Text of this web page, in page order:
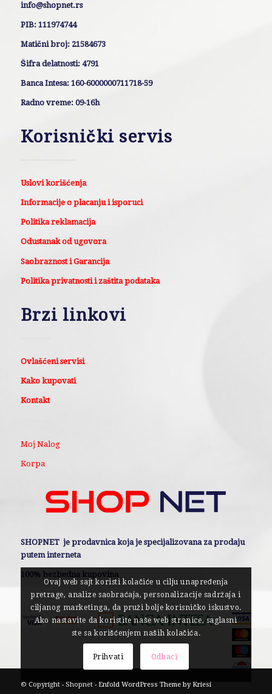
info@shopnet.rs
PIB: 111974744
Matični broj: 21584673
Šifra delatnosti: 4791
Banca Intesa: 160-6000000711718-59
Radno vreme: 09-16h
Korisnički servis
Uslovi korišćenja
Informacije o placanju i isporuci
Politika reklamacija
Odustanak od ugovora
Saobraznost i Garancija
Politika privatnosti i zaštita podataka
Brzi linkovi
Ovlašćeni servisi
Kako kupovati
Kontakt
Moj Nalog
Korpa
SHOPNET je prodavnica koja je specijalizovana za prodaju
putem interneta
100% bezbedna kupovina
© Copyright - Shopnet -Enfold WordPress Theme by Kriesi
Ovaj web sajt koristi kolačiće u cilju unapređenja
pretrage, analize saobraćaja, personalizacije sadržaja i
ciljanog marketinga, da pruži bolje korisničko iskustvo.
Ako nastavite da koristite naše web stranice, saglasni
ste sa korišćenjem naših kolačića.
Prihvati Odbaci